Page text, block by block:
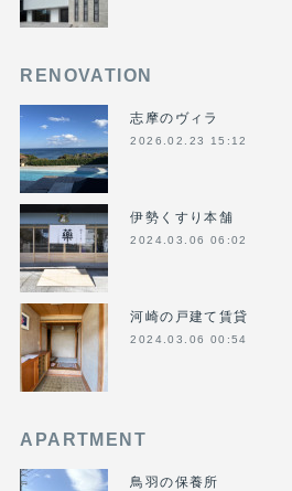
RENOVATION
志摩のヴィラ
2026.02.23 15:12
伊勢くすり本舗
2024.03.06 06:02
河崎の戸建て賃貸
2024.03.06 00:54
APARTMENT
鳥羽の保養所